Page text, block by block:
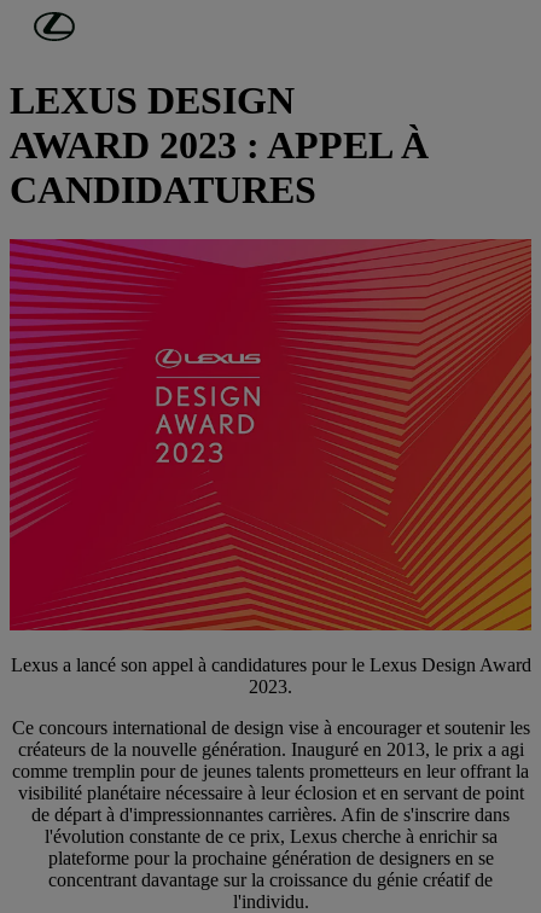
Passer au contenu principal
DESIGN
LEXUS DESIGN
AWARD 2023 : APPEL À
CANDIDATURES
Lexus a lancé son appel à candidatures pour le Lexus Design Award
2023.
Ce concours international de design vise à encourager et soutenir les
créateurs de la nouvelle génération. Inauguré en 2013, le prix a agi
comme tremplin pour de jeunes talents prometteurs en leur offrant la
visibilité planétaire nécessaire à leur éclosion et en servant de point
de départ à d'impressionnantes carrières. Afin de s'inscrire dans
l'évolution constante de ce prix, Lexus cherche à enrichir sa
plateforme pour la prochaine génération de designers en se
concentrant davantage sur la croissance du génie créatif de
l'individu.